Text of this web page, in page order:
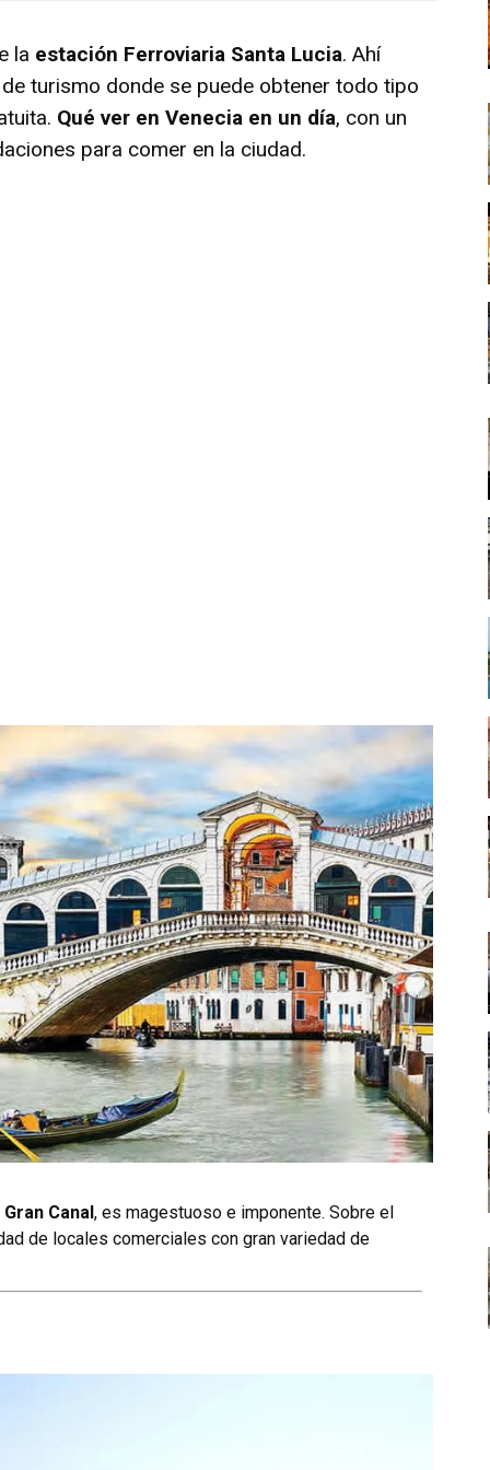
la estación Ferroviaria Santa Lucia. Ahí
turismo donde se puede obtener todo tipo
Qué ver en Venecia en un día, con un
para comer en la ciudad.
Canal , es magestuoso e imponente. Sobre el
de locales comerciales con gran variedad de